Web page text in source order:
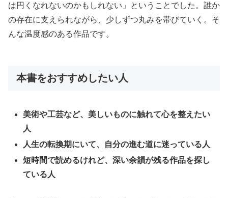
は円くなれないのかもしれない」ということでした。誰か
の存在に支えられながら、少しずつ丸みを帯びていく。そ
んな温度感のある作品です。
本書をおすすめしたい人
美術や工芸など、美しいものに触れて心を整えたい
人
人生の転換期にいて、自分の進む道に迷っている人
短時間で読めるけれど、深い余韻が残る作品を探し
ている人